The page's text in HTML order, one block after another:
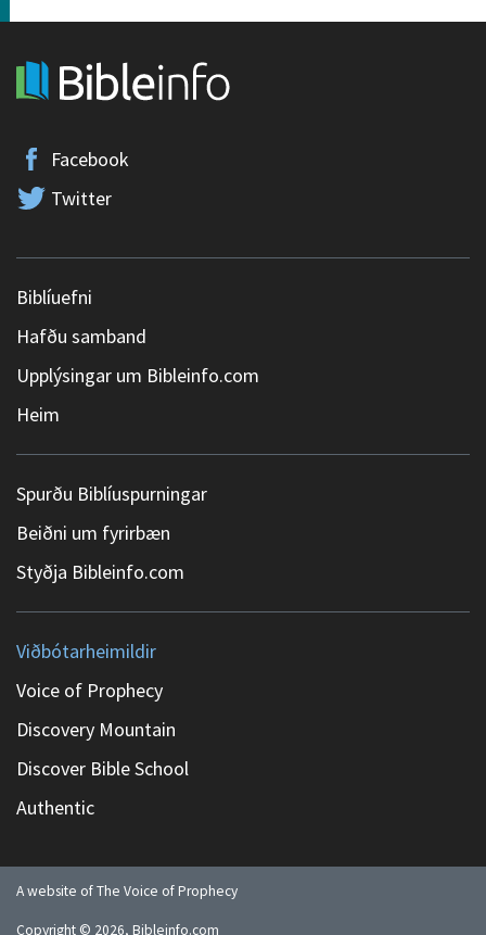
Facebook
Twitter
Biblíuefni
Hafðu samband
Upplýsingar um Bibleinfo.com
Heim
Spurðu Biblíuspurningar
Beiðni um fyrirbæn
Styðja Bibleinfo.com
Viðbótarheimildir
Voice of Prophecy
Discovery Mountain
Discover Bible School
Authentic
A website of The Voice of Prophecy
Copyright © 2026, Bibleinfo.com